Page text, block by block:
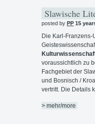
Slawische
posted by PP 15
Die Karl-Franzens-
voraussichtlich zu
Fachgebiet der
und Bosnisch /
vertritt. Die Details
> mehr/more